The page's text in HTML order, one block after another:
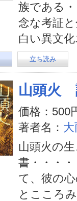
族である
念な考証
白い異文
立ち読み
山頭火
価格：500
著者名：
山頭火の
書・・・
て、彼の
とこころ